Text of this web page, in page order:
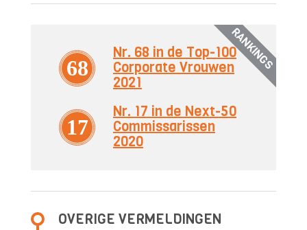
RANKINGS
68
Nr. 68 in de Top-100
Corporate Vrouwen
2021
17
Nr. 17 in de Next-50
Commissarissen
2020
OVERIGE VERMELDINGEN